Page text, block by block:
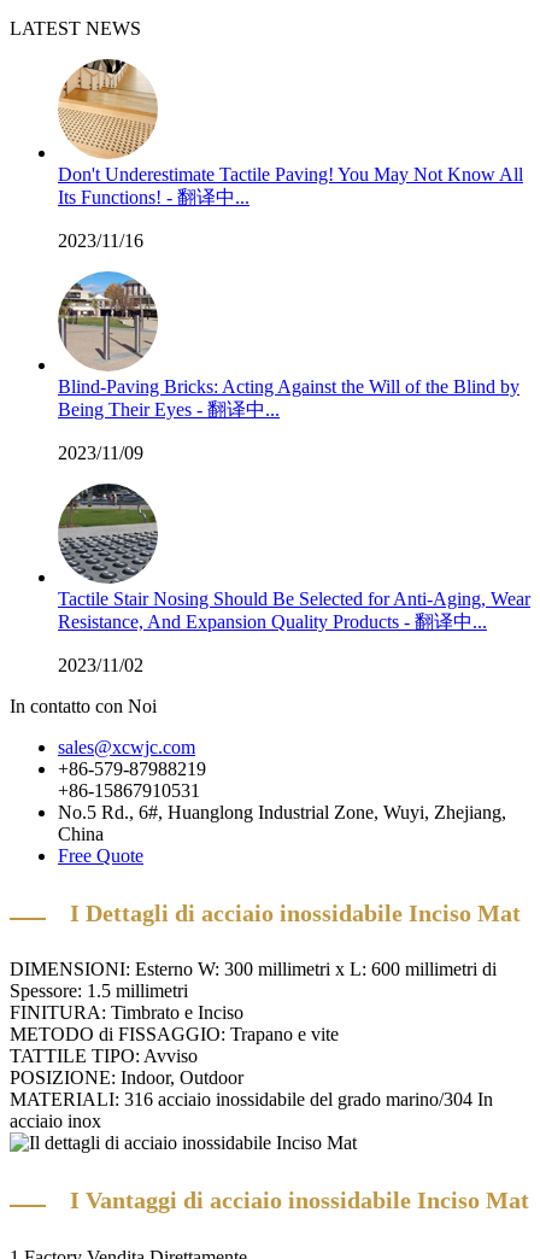
LATEST NEWS
Don't Underestimate Tactile Paving! You May Not Know All
Its Functions! - 翻译中...
2023/11/16
Blind-Paving Bricks: Acting Against the Will of the Blind by
Being Their Eyes - 翻译中...
2023/11/09
Tactile Stair Nosing Should Be Selected for Anti-Aging, Wear
Resistance, And Expansion Quality Products - 翻译中...
2023/11/02
In contatto con Noi
sales@xcwjc.com
+86-579-87988219
+86-15867910531
No.5 Rd., 6#, Huanglong Industrial Zone, Wuyi, Zhejiang,
China
Free Quote
I Dettagli di acciaio inossidabile Inciso Mat
DIMENSIONI: Esterno W: 300 millimetri x L: 600 millimetri di
Spessore: 1.5 millimetri
FINITURA: Timbrato e Inciso
METODO di FISSAGGIO: Trapano e vite
TATTILE TIPO: Avviso
POSIZIONE: Indoor, Outdoor
MATERIALI: 316 acciaio inossidabile del grado marino/304 In
acciaio inox
I Vantaggi di acciaio inossidabile Inciso Mat